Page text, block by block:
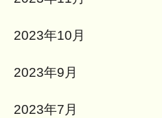
2023年10月
2023年9月
2023年7月